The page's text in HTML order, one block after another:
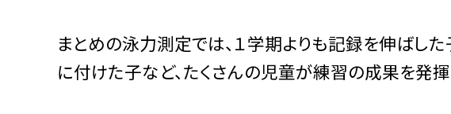
まとめの泳力測定では、１学期よりも記録を伸ばし
に付けた子など、たくさんの児童が練習の成果を発